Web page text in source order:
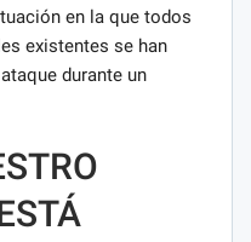
en la que todos
existentes se han
durante un